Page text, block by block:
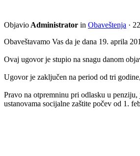
Objavio Administrator in Obaveštenja ·
Obaveštavamo Vas da je dana 19. aprila
Ovaj ugovor je stupio na snagu danom
Ugovor je zaklјučen na period od tri
Pravo na otpremninu pri odlasku u
ustanovama socijalne zaštite počev od 1.